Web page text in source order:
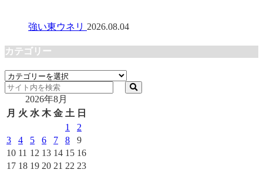
強い東ウネリ 2026.08.04
カテゴリー
カ
テ
リ
2026年8月
月 火 水 木 金 土 日
1
2
3
4 5 6 7 8
9
10 11 12 13 14 15 16
17 18 19 20 21 22 23